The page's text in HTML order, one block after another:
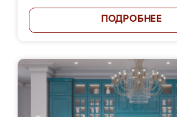
ПОДРОБНЕЕ